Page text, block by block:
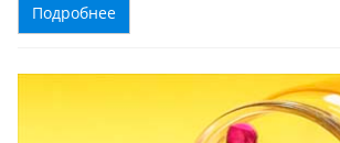
Подробнее